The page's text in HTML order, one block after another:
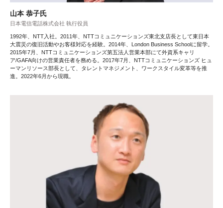
山本 恭子氏
日本電信電話株式会社 執行役員
1992年、NTT入社。2011年、NTTコミュニケーションズ東北支店長として東日本
大震災の復旧活動やお客様対応を経験。2014年、London Business Schoolに留学。
2015年7月、NTTコミュニケーションズ第五法人営業本部にて外資系キャリ
ア/GAFA向けの営業責任者を務める。2017年7月、NTTコミュニケーションズ ヒュ
ーマンリソース部長として、タレントマネジメント、ワークスタイル変革等を推
進。2022年6月から現職。